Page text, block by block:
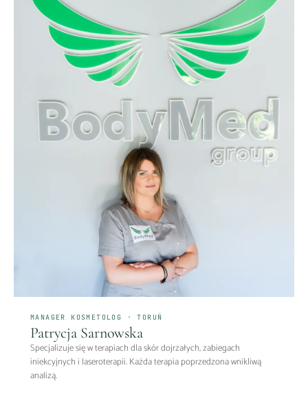
MANAGER KOSMETOLOG · TORUŃ
Patrycja Sarnowska
Specjalizuje się w terapiach dla skór dojrzałych, zabiegach
iniekcyjnych i laseroterapii. Każda terapia poprzedzona wnikliwą
analizą.